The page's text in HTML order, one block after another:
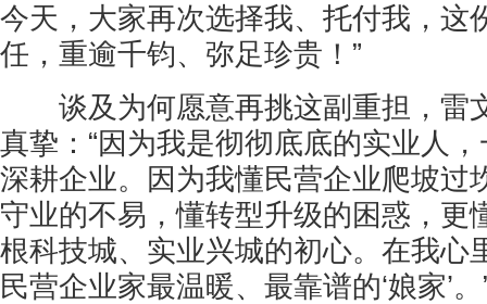
今天，大家再次选择我、托付我，这
任，重逾千钧、弥足珍贵！”
谈及为何愿意再挑这副重担，雷
真挚：“因为我是彻彻底底的实业人
深耕企业。因为我懂民营企业爬坡过
守业的不易，懂转型升级的困惑，更
根科技城、实业兴城的初心。在我心
民营企业家最温暖、最靠谱的‘娘家’。